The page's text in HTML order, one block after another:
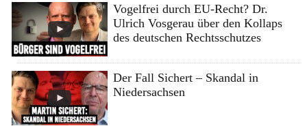
Vogelfrei durch EU-Recht? Dr.
Ulrich Vosgerau über den Kollaps
des deutschen Rechtsschutzes
Der Fall Sichert – Skandal in
Niedersachsen